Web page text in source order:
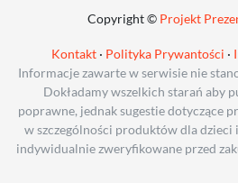
Copyright © Projekt
Kontakt · Polityka Prywantości ·
Informacje zawarte w serwisie nie
Dokładamy wszelkich starań aby
poprawne, jednak sugestie dotyczące
w szczególności produktów dla dzieci
indywidualnie zweryfikowane przed